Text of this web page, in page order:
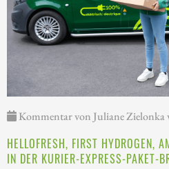
Kommentar von Juliane Zielonka
HELLOFRESH, FIRST HYDROGEN,
IN DER KURIER-EXPRESS-PAKET-